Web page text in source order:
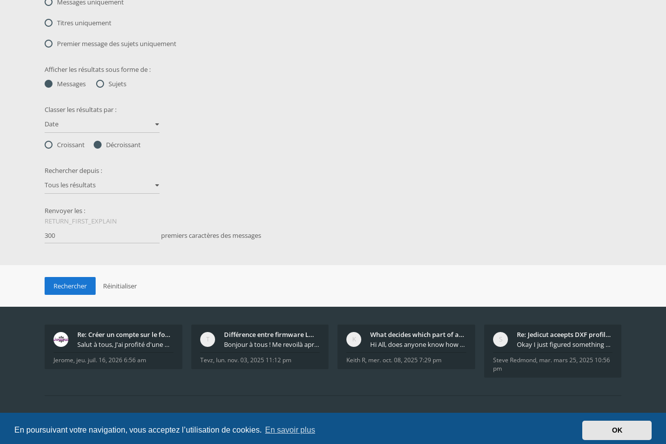
En poursuivant votre navigation, vous acceptez l’utilisation de cookies. En savoir plus OK
Messages uniquement
Titres uniquement
Premier message des sujets uniquement
Afficher les résultats sous forme de :
Messages
Sujets
Classer les résultats par :
Date
Croissant Décroissant
Rechercher depuis :
Tous les résultats
Renvoyer les :
RETURN_FIRST_EXPLAIN
premiers caractères des messages
Re: Créer un compte sur le forum / Create forum us
Salut à tous, J'ai profité d'une mise à jour du s
Jerome, jeu. juil. 16, 2026 6:56 am
Différence entre firmware LMFAO_V4_8_0 et du GRBL
Bonjour à tous ! Me revoilà après 5 ans de pause
Tevz, lun. nov. 03, 2025 11:12 pm
What decides which part of an airfoil is the extra
Hi All, does anyone know how Jedicut decides which
Keith R, mer. oct. 08, 2025 7:29 pm
Re: Jedicut aceepts DXF profile, but It won't cut
Okay I just figured something out. The profile p
Steve Redmond, mar. mars 25, 2025 10:56
pm